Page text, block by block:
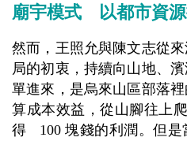
廟宇模式 以都市資
然而，王照允與陳文志從
局的初衷，持續向山地、
單進來，是烏來山區部落
算成本效益，從山腳往上
得 100 塊錢的利潤。但是